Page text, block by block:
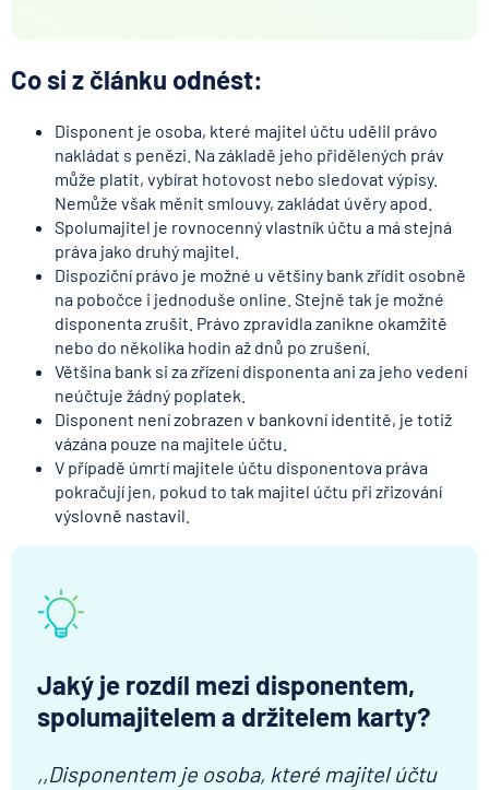
Co si z článku odnést:
Disponent je osoba, které majitel účtu udělil právo
nakládat s penězi. Na základě jeho přidělených práv
může platit, vybírat hotovost nebo sledovat výpisy.
Nemůže však měnit smlouvy, zakládat úvěry apod.
Spolumajitel je rovnocenný vlastník účtu a má stejná
práva jako druhý majitel.
Dispoziční právo je možné u většiny bank zřídit osobně
na pobočce i jednoduše online. Stejně tak je možné
disponenta zrušit. Právo zpravidla zanikne okamžitě
nebo do několika hodin až dnů po zrušení.
Většina bank si za zřízení disponenta ani za jeho vedení
neúčtuje žádný poplatek.
Disponent není zobrazen v bankovní identitě, je totiž
vázána pouze na majitele účtu.
V případě úmrtí majitele účtu disponentova práva
pokračují jen, pokud to tak majitel účtu při zřizování
výslovně nastavil.
Jaký je rozdíl mezi disponentem,
spolumajitelem a držitelem karty?
,,Disponentem je osoba, které majitel účtu